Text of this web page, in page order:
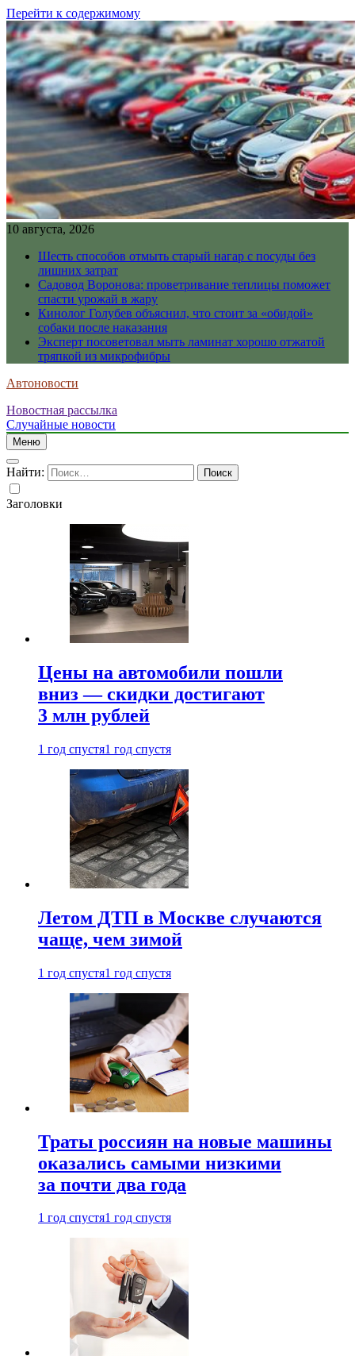
Перейти к содержимому
10 августа, 2026
Шесть способов отмыть старый нагар с посуды без
лишних затрат
Садовод Воронова: проветривание теплицы поможет
спасти урожай в жару
Кинолог Голубев объяснил, что стоит за «обидой»
собаки после наказания
Эксперт посоветовал мыть ламинат хорошо отжатой
тряпкой из микрофибры
Автоновости
Новостная рассылка
Случайные новости
Меню
Найти:
Заголовки
Цены на автомобили пошли
вниз — скидки достигают
3 млн рублей
1 год спустя1 год спустя
Летом ДТП в Москве случаются
чаще, чем зимой
1 год спустя1 год спустя
Траты россиян на новые машины
оказались самыми низкими
за почти два года
1 год спустя1 год спустя